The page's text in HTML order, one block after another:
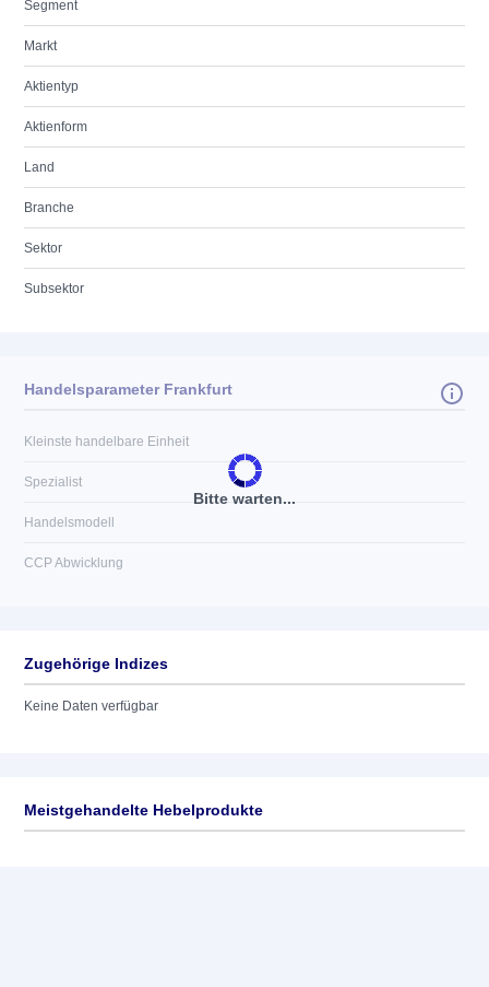
Segment
Markt
Aktientyp
Aktienform
Land
Branche
Sektor
Subsektor
Bitte warten...
Handelsparameter Frankfurt
Kleinste handelbare Einheit
Spezialist
Handelsmodell
CCP Abwicklung
Zugehörige Indizes
Keine Daten verfügbar
Meistgehandelte Hebelprodukte